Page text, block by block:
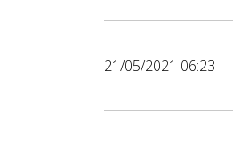
21/05/2021 06:23